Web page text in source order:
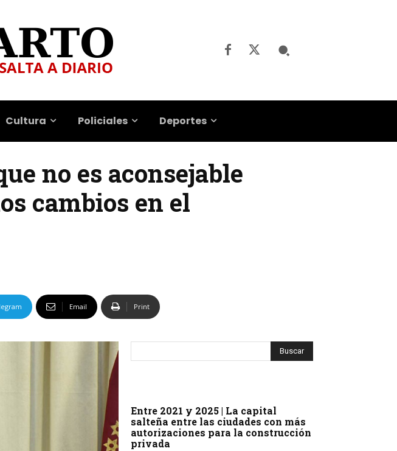
Cultura Policiales Deportes
no es aconsejable
cambios en el
Email Print
Entre 2021 y 2025 | La capital
salteña entre las ciudades con más
autorizaciones para la construcción
privada